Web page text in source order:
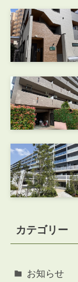
カテゴリー
お知らせ